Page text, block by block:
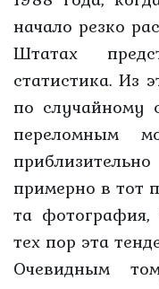
начало резко
Штатах
статистика. Из
по случайному
переломным
примерно в тот
та
тех пор эта
Очевидным